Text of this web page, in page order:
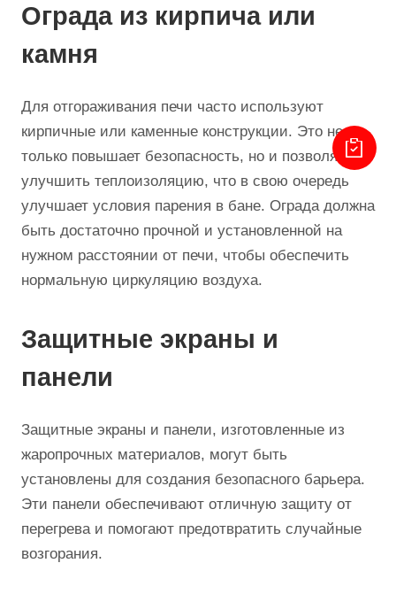
Ограда из кирпича или
камня
Для отгораживания печи часто используют
кирпичные или каменные конструкции. Это не
только повышает безопасность, но и позволяет
улучшить теплоизоляцию, что в свою очередь
улучшает условия парения в бане. Ограда должна
быть достаточно прочной и установленной на
нужном расстоянии от печи, чтобы обеспечить
нормальную циркуляцию воздуха.
Защитные экраны и
панели
Защитные экраны и панели, изготовленные из
жаропрочных материалов, могут быть
установлены для создания безопасного барьера.
Эти панели обеспечивают отличную защиту от
перегрева и помогают предотвратить случайные
возгорания.